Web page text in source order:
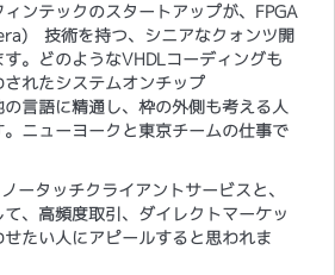
ンテックのスタートアップが、FPGA
技術を持つ、シニアなクォンツ開
。どのようなVHDLコーディングも
れたシステムオンチップ
言語に精通し、枠の外側も考える人
ニューヨークと東京チームの仕事で
ータッチクライアントサービスと、
、高頻度取引、ダイレクトマーケッ
たい人にアピールすると思われま